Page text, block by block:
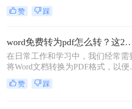
后，您可以使用pdf软件而不是word
开它。此外，当您向其他人发送
防止被篡改。那么word怎么转为pdf
件呢？下面就来给大家具体讲讲。
赞 踩
word免费转为pdf怎么转？这2
在日常工作和学习中，我们经常需
将Word文档转换为PDF格式，以便
好地分享、打印和保存。那么word
费转为pdf怎么转呢？本文将介绍两
赞 踩